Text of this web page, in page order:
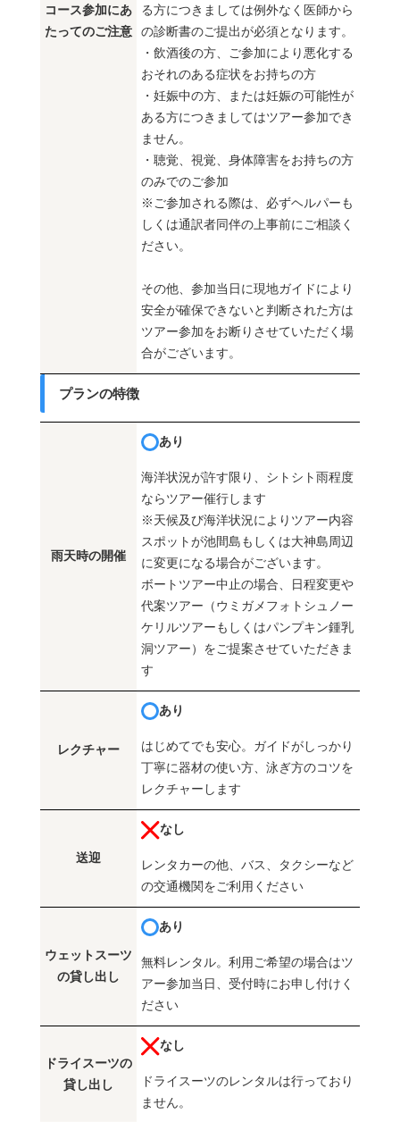
コース参加にあ
たってのご注意
る方につきましては例外なく医師から
の診断書のご提出が必須となります。
・飲酒後の方、ご参加により悪化する
おそれのある症状をお持ちの方
・妊娠中の方、または妊娠の可能性が
ある方につきましてはツアー参加でき
ません。
・聴覚、視覚、身体障害をお持ちの方
のみでのご参加
※ご参加される際は、必ずヘルパーも
しくは通訳者同伴の上事前にご相談く
ださい。
その他、参加当日に現地ガイドにより
安全が確保できないと判断された方は
ツアー参加をお断りさせていただく場
合がございます。
プランの特徴
雨天時の開催
あり
海洋状況が許す限り、シトシト雨程度
ならツアー催行します
※天候及び海洋状況によりツアー内容
スポットが池間島もしくは大神島周辺
に変更になる場合がございます。
ボートツアー中止の場合、日程変更や
代案ツアー（ウミガメフォトシュノー
ケリルツアーもしくはパンプキン鍾乳
洞ツアー）をご提案させていただきま
す
レクチャー
あり
はじめてでも安心。ガイドがしっかり
丁寧に器材の使い方、泳ぎ方のコツを
レクチャーします
送迎
なし
レンタカーの他、バス、タクシーなど
の交通機関をご利用ください
ウェットスーツ
の貸し出し
あり
無料レンタル。利用ご希望の場合はツ
アー参加当日、受付時にお申し付けく
ださい
ドライスーツの
貸し出し
なし
ドライスーツのレンタルは行っており
ません。